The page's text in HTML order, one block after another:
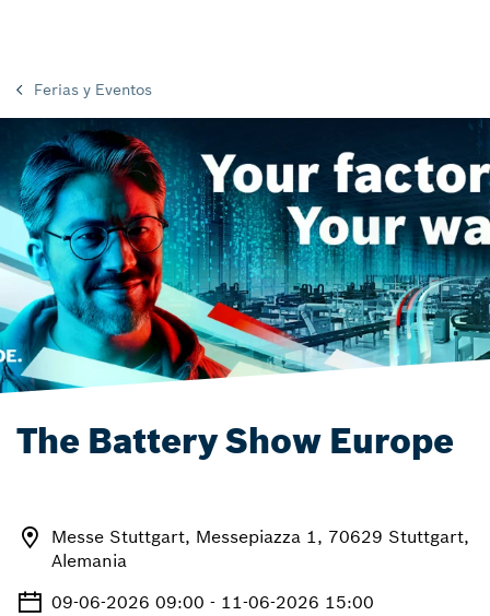
Ferias y Eventos
The Battery Show Europe
Messe Stuttgart, Messepiazza 1, 70629 Stuttgart,
Alemania
09-06-2026 09:00 - 11-06-2026 15:00